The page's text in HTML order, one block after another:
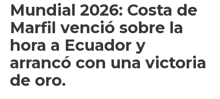
Mundial 2026: Costa de
Marfil venció sobre la
hora a Ecuador y
arrancó con una victoria
de oro.